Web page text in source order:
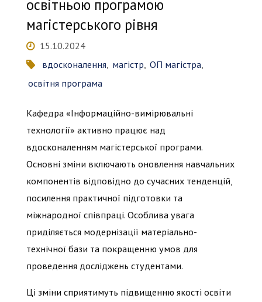
освітньою програмою
магістерського рівня
15.10.2024
вдосконалення магістр ОП магістра
освітня програма
Кафедра «Інформаційно-вимірювальні
технології» активно працює над
вдосконаленням магістерської програми.
Основні зміни включають оновлення навчальних
компонентів відповідно до сучасних тенденцій,
посилення практичної підготовки та
міжнародної співпраці. Особлива увага
приділяється модернізації матеріально-
технічної бази та покращенню умов для
проведення досліджень студентами.
Ці зміни сприятимуть підвищенню якості освіти